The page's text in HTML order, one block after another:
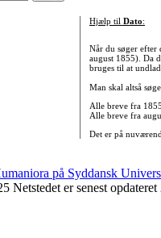
Hjælp til Dato:
Når du søger
august 1855). Da
bruges til at
Man skal altså
Alle breve fra
Alle breve fra
Det er på
Netstedet er senest